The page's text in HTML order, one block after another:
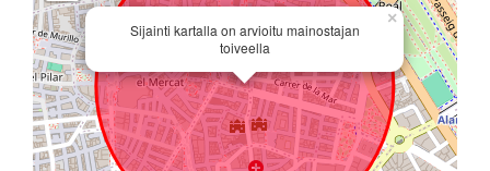
Sijainti kartalla on arvioitu mainostajan
toiveella
×